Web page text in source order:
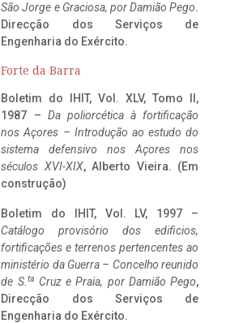
São Jorge e Graciosa, por Damião Pego.
Direcção dos Serviços de
Engenharia do Exército.
Forte da Barra
Boletim do IHIT, Vol. XLV, Tomo II,
1987 – Da poliorcética à fortificação
nos Açores – Introdução ao estudo do
sistema defensivo nos Açores nos
séculos XVI-XIX, Alberto Vieira. (Em
construção)
Boletim do IHIT, Vol. LV, 1997 –
Catálogo provisório dos edificios,
fortificações e terrenos pertencentes ao
ministério da Guerra – Concelho reunido
de S. ta Cruz e Praia, por Damião Pego,
Direcção dos Serviços de
Engenharia do Exército.